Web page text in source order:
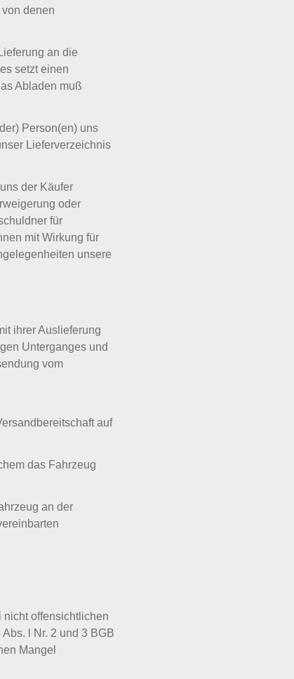
denen
an die
setzt einen
Abladen muß
Person(en) uns
Lieferverzeichnis
der Käufer
oder
für
mit Wirkung für
unsere
ihrer Auslieferung
Unterganges und
vom
auf
das Fahrzeug
an der
nicht offensichtlichen
l Nr. 2 und 3 BGB
Mangel